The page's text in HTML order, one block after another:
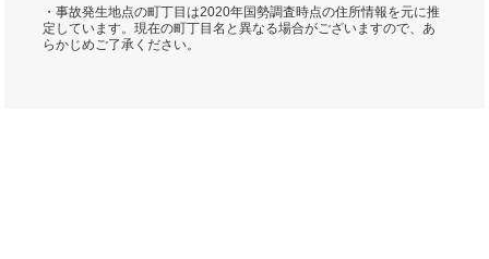
・事故発生地点の町丁目は2020年国勢調査時点の住所情報を元に推
定しています。現在の町丁目名と異なる場合がございますので、あ
らかじめご了承ください。